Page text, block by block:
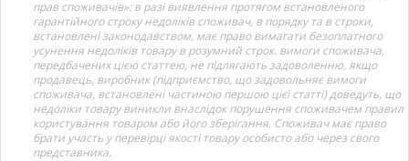
прав споживачів»: в разі виявлення протягом встановленого
гарантійного строку недоліків споживач, в порядку та в строки,
встановлені законодавством, має право вимагати безоплатного
усунення недоліків товару в розумний строк. вимоги споживача,
передбачених цією статтею, не підлягають задоволенню, якщо
продавець, виробник (підприємство, що задовольняє вимоги
споживача, встановлені частиною першою цієї статті) доведуть, що
недоліки товару виникли внаслідок порушення споживачем правил
користування товаром або його зберігання. Споживач має право
брати участь у перевірці якості товару особисто або через свого
представника.